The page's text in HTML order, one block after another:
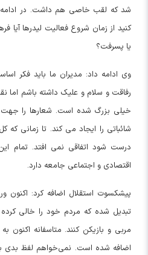
شد که لقب خاصی هم داشت. در
کنید از زمان شروع فعالیتلیدرهاآیا
یا پسرفت؟
وی ادامه داد: مدیران ما باید فکر
رفاقت و سلام و علیک داشته باشم اما
خیلی بزرگ شده است. شعارها را
شائباتیرا ایجاد می کند. تا زمانی که
درست شود اتفاقی نمی افتد. تمام
اقتصادی و اجتماعی جامعه دارد.
پیشکسوت استقلال اضافه کرد: اکنون
تبدیل شده که مردم خود را خالی کرده و
مربی و بازیکن کنند. متاسفانه اکنون
اضافه شده است. نمی‌خواهم لفظ بدی به